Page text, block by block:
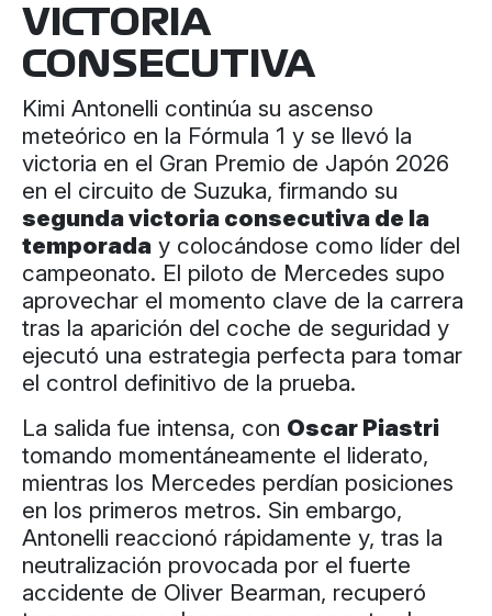
VICTORIA
CONSECUTIVA
Kimi Antonelli continúa su ascenso
meteórico en la Fórmula 1 y se llevó la
victoria en el Gran Premio de Japón 2026
en el circuito de Suzuka, firmando su
segunda victoria consecutiva de la
temporada y colocándose como líder del
campeonato. El piloto de Mercedes supo
aprovechar el momento clave de la carrera
tras la aparición del coche de seguridad y
ejecutó una estrategia perfecta para tomar
el control definitivo de la prueba.
La salida fue intensa, con Oscar Piastri
tomando momentáneamente el liderato,
mientras los Mercedes perdían posiciones
en los primeros metros. Sin embargo,
Antonelli reaccionó rápidamente y, tras la
neutralización provocada por el fuerte
accidente de Oliver Bearman, recuperó